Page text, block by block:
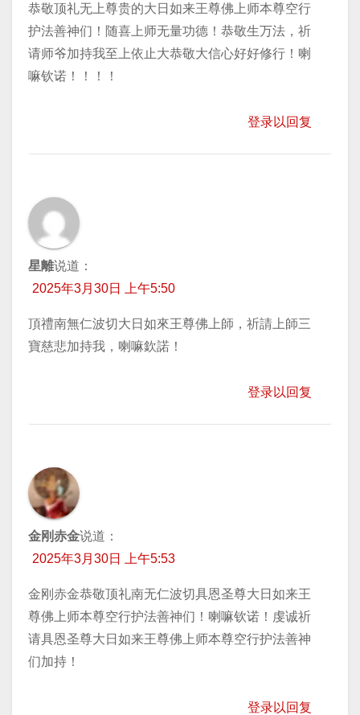
恭敬顶礼无上尊贵的大日如来王尊佛上师本尊空行
护法善神们！随喜上师无量功德！恭敬生万法，祈
请师爷加持我至上依止大恭敬大信心好好修行！喇
嘛钦诺！！！！
登录以回复
星離说道：
2025年3月30日 上午5:50
頂禮南無仁波切大日如來王尊佛上師，祈請上師三
寶慈悲加持我，喇嘛欽諾！
登录以回复
金刚赤金说道：
2025年3月30日 上午5:53
金刚赤金恭敬顶礼南无仁波切具恩圣尊大日如来王
尊佛上师本尊空行护法善神们！喇嘛钦诺！虔诚祈
请具恩圣尊大日如来王尊佛上师本尊空行护法善神
们加持！
登录以回复